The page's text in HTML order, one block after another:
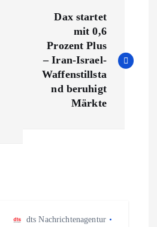
Dax startet
mit 0,6
Prozent Plus
– Iran-Israel-
Waffenstillsta
nd beruhigt
Märkte
dts Nachrichtenagentur